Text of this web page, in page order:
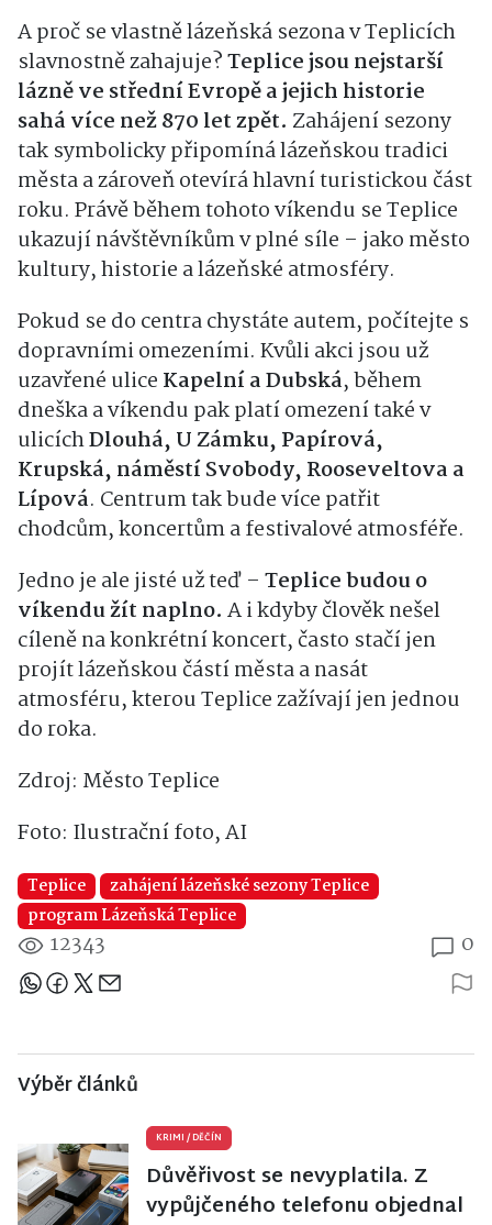
A proč se vlastně lázeňská sezona v Teplicích
slavnostně zahajuje?Teplice jsou nejstarší
lázně ve střední Evropě a jejich historie
sahá více než 870 let zpět. Zahájení sezony
tak symbolicky připomíná lázeňskou tradici
města a zároveň otevírá hlavní turistickou část
roku. Právě během tohoto víkendu se Teplice
ukazují návštěvníkům v plné síle – jako město
kultury, historie a lázeňské atmosféry.
Pokud se do centra chystáte autem, počítejte s
dopravními omezeními. Kvůli akci jsou už
uzavřené ulice Kapelní a Dubská, během
dneška a víkendu pak platí omezení také v
ulicíchDlouhá, U Zámku, Papírová,
Krupská, náměstí Svobody, Rooseveltova a
Lípová. Centrum tak bude více patřit
chodcům, koncertům a festivalové atmosféře.
Jedno je ale jisté už teď – Teplice budou o
víkendu žít naplno. A i kdyby člověk nešel
cíleně na konkrétní koncert, často stačí jen
projít lázeňskou částí města a nasát
atmosféru, kterou Teplice zažívají jen jednou
do roka.
Zdroj: Město Teplice
Foto: Ilustrační foto, AI
Teplice
zahájení lázeňské sezony Teplice
program Lázeňská Teplice
12343 0
Sdílejte článek
Výběr článků
KRIMI /DĚČÍN
Důvěřivost se nevyplatila. Z
vypůjčeného telefonu objednal